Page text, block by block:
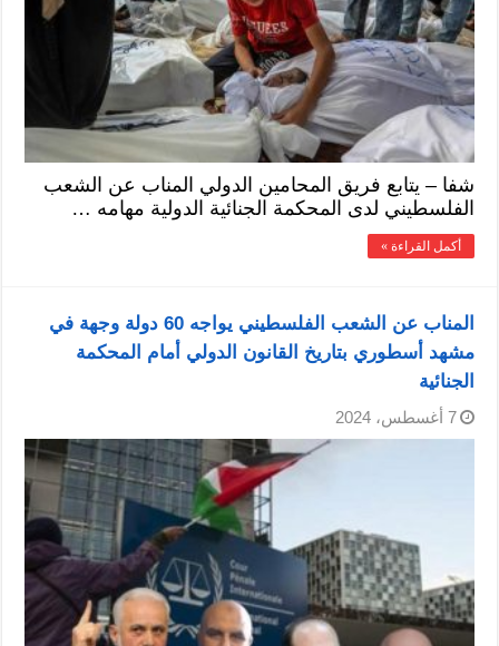
شفا – يتابع فريق المحامين الدولي المناب عن الشعب
الفلسطيني لدى المحكمة الجنائية الدولية مهامه …
أكمل القراءة »
المناب عن الشعب الفلسطيني يواجه 60 دولة وجهة في
مشهد أسطوري بتاريخ القانون الدولي أمام المحكمة
الجنائية
7 أغسطس، 2024